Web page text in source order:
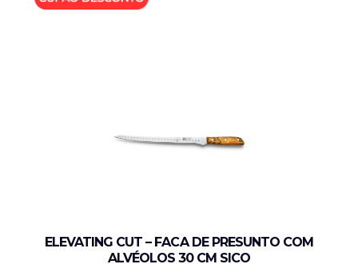
ELEVATING CUT – FACA DE PRESUNTO COM
ALVÉOLOS 30 CM SICO